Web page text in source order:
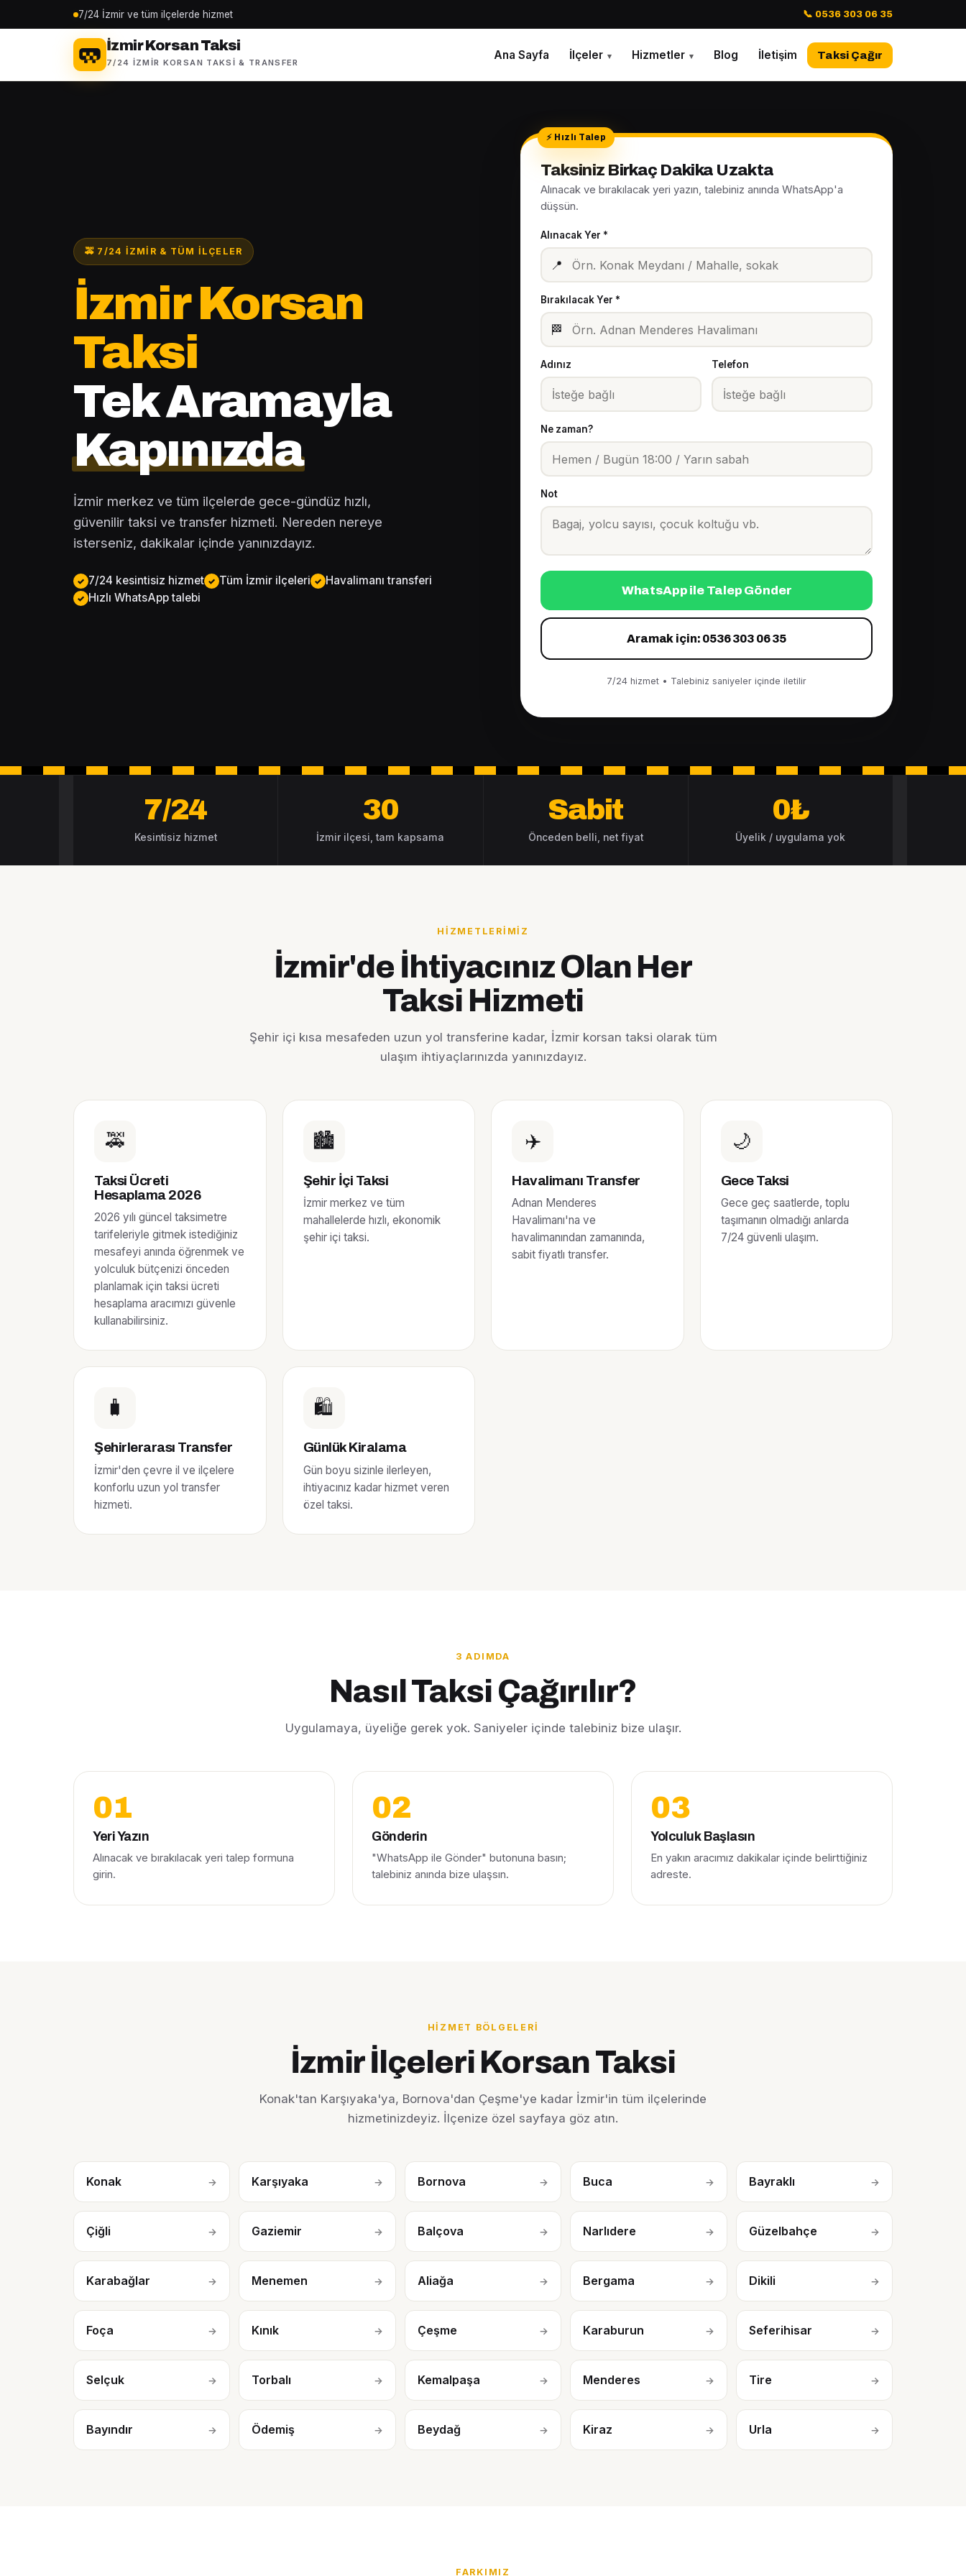
7/24 İzmir ve tüm ilçelerde hizmet 📞 0536 303 06 35
İzmir Korsan Taksi
7/24 İZMIR KORSAN TAKSI & TRANSFER
Ana Sayfa İlçeler ▾ Hizmetler ▾ Blog İletişim Taksi Çağır
🚕 7/24 İZMIR & TÜM İLÇELER
İzmir Korsan
Taksi
Tek Aramayla
Kapınızda
İzmir merkez ve tüm ilçelerde gece-gündüz hızlı,
güvenilir taksi ve transfer hizmeti. Nereden nereye
isterseniz, dakikalar içinde yanınızdayız.
7/24 kesintisiz hizmet Tüm İzmir ilçeleri
Havalimanı transferi
Hızlı WhatsApp talebi
Taksiniz Birkaç Dakika Uzakta
Alınacak ve bırakılacak yeri yazın, talebiniz anında WhatsApp'a
düşsün.
Alınacak Yer *
📍
Bırakılacak Yer *
🏁
Adınız Telefon
Ne zaman?
Not
WhatsApp ile Talep Gönder
Aramak için: 0536 303 06 35
7/24 hizmet • Talebiniz saniyeler içinde iletilir
7/24
Kesintisiz hizmet
30
İzmir ilçesi, tam kapsama
Sabit
Önceden belli, net fiyat
0₺
Üyelik / uygulama yok
HIZMETLERIMIZ
İzmir'de İhtiyacınız Olan Her
Taksi Hizmeti
Şehir içi kısa mesafeden uzun yol transferine kadar, İzmir korsan taksi olarak tüm
ulaşım ihtiyaçlarınızda yanınızdayız.
🚕
Taksi Ücreti
Hesaplama 2026
2026 yılı güncel taksimetre
tarifeleriyle gitmek istediğiniz
mesafeyi anında öğrenmek ve
yolculuk bütçenizi önceden
planlamak için taksi ücreti
hesaplama aracımızı güvenle
kullanabilirsiniz.
🏙️
Şehir İçi Taksi
İzmir merkez ve tüm
mahallelerde hızlı, ekonomik
şehir içi taksi.
✈️
Havalimanı Transfer
Adnan Menderes
Havalimanı'na ve
havalimanından zamanında,
sabit fiyatlı transfer.
🌙
Gece Taksi
Gece geç saatlerde, toplu
taşımanın olmadığı anlarda
7/24 güvenli ulaşım.
🧳
Şehirlerarası Transfer
İzmir'den çevre il ve ilçelere
konforlu uzun yol transfer
hizmeti.
🛍️
Günlük Kiralama
Gün boyu sizinle ilerleyen,
ihtiyacınız kadar hizmet veren
özel taksi.
3 ADIMDA
Nasıl Taksi Çağırılır?
Uygulamaya, üyeliğe gerek yok. Saniyeler içinde talebiniz bize ulaşır.
Yeri Yazın
Alınacak ve bırakılacak yeri talep formuna
girin.
Gönderin
"WhatsApp ile Gönder" butonuna basın;
talebiniz anında bize ulaşsın.
Yolculuk Başlasın
En yakın aracımız dakikalar içinde belirttiğiniz
adreste.
HIZMET BÖLGELERI
İzmir İlçeleri Korsan Taksi
Konak'tan Karşıyaka'ya, Bornova'dan Çeşme'ye kadar İzmir'in tüm ilçelerinde
hizmetinizdeyiz. İlçenize özel sayfaya göz atın.
Konak → Karşıyaka → Bornova → Buca → Bayraklı →
Çiğli → Gaziemir → Balçova → Narlıdere → Güzelbahçe →
Karabağlar → Menemen → Aliağa → Bergama → Dikili →
Foça → Kınık → Çeşme → Karaburun → Seferihisar →
Selçuk → Torbalı → Kemalpaşa → Menderes → Tire →
Bayındır → Ödemiş → Beydağ → Kiraz → Urla →
FARKIMIZ